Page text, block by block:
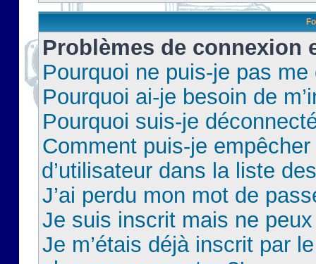
Problèmes de connexion
Pourquoi ne puis-je pas
Pourquoi ai-je besoin de
Pourquoi suis-je
Comment puis-je
d’utilisateur dans la liste
J’ai perdu mon mot de
Je suis inscrit mais ne
Je m’étais déjà inscrit par